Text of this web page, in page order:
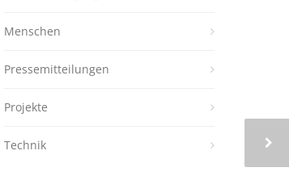
Menschen
Pressemitteilungen
Projekte
Technik